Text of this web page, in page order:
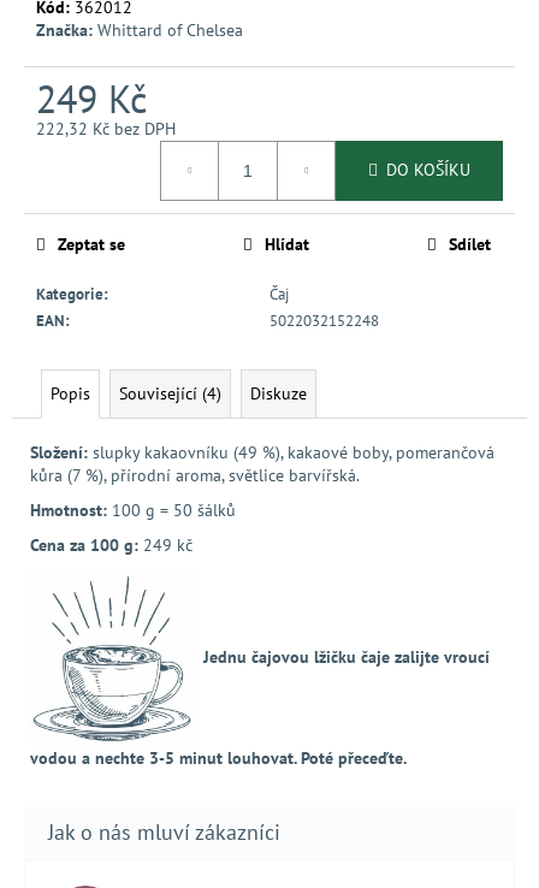
Kód: 362012
Značka: Whittard of Chelsea
249 Kč
222,32 Kč bez DPH
DO KOŠÍKU
Kategorie:
Čaj
EAN: 5022032152248
Zeptat se Hlídat Sdílet
Popis Související (4) Diskuze
Složení: slupky kakaovníku (49 %), kakaové boby, pomerančová
kůra (7 %), přírodní aroma, světlice barvířská.
Hmotnost: 100 g = 50 šálků
Cena za 100 g: 249 kč
Jednu čajovou lžičku čaje zalijte vroucí
vodou a nechte 3-5 minut louhovat. Poté přeceďte.
e